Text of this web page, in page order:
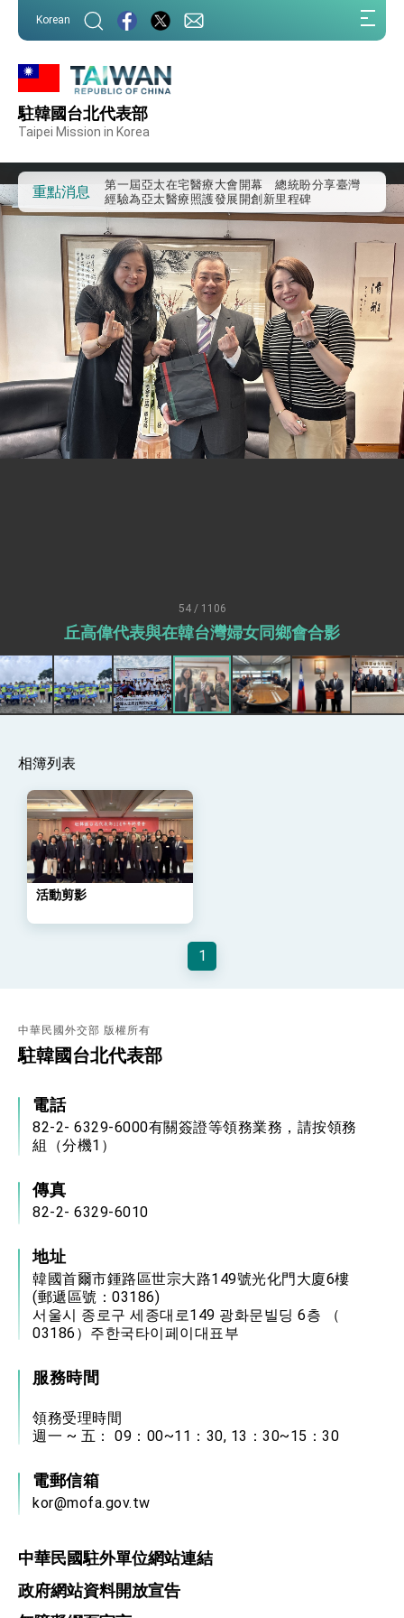
Korean
駐韓國台北代表部
Taipei Mission in Korea
重點消息
外交部重要言論
事處」，進一步深化台美交流合作
第一屆亞太在宅醫療大會開幕 總統盼分享臺灣
經驗為亞太醫療照護發展開創新里程碑
外交部發布WHA文宣影片「台灣醫療點亮世界」
及「台灣智慧醫療與健康產業展」預告短片，向
世界展現台灣守護全球健康的創新能量
總統出訪史瓦帝尼返國談話 強調臺灣人有權利
走向世界 盼與理念相近國家共同維護國際秩序
堅定走向世界 賴總統抵達史瓦帝尼王國進行國是
訪問
總統與五院院長新春茶敘 盼化分歧為團結、為
國家邁出合作第一步
總統農曆春節談話
台美貿易協議完成簽署達成6大目標、創5大歷史
性突破 總統強調將以3大面向加速臺灣經濟轉型
升級 籲請立院全力支持並盡速通過
臺美簽署「對等貿易協定」確立對等關稅15%且不
疊加 我輸美2072項產品豁免對等關稅
領 下一個世代的繁榮
外交部長林佳龍接受印尼「時代雜誌」專訪，闡
述印太安全局勢，籲深化台印尼半導體供應鏈合
外交部長林佳龍午宴歡迎美國聯邦參議員蓋耶哥
訪問團
外交部長林佳龍接見美國智庫「德國馬歇爾基金
會」訪問團一行，深化跨大西洋戰略夥伴關係
外交部與數位發展部攜手合作，整合台灣雄厚數
位實力，達成固邦榮邦目標
外交部長林佳龍主持第35次「參與亞太經濟合作
策略小組」跨部會會議
民調顯示多數國人滿意政府外交表現，高度支持
「總合外交」與台歐美日關係深化
年談話
總統主持「守護民主台灣國安行動方案」記者
會 強調以實力守護台海和平 以決心掌握國家
變局中 奮起的新臺灣 總統發表國慶演說
團結 迎風轉型 穩健前行
賴總統就職演說影片
外交部重要言論
54 / 1106
丘高偉代表與在韓台灣婦女同鄉會合影
相簿列表
活動剪影
1
中華民國外交部 版權所有
駐韓國台北代表部
電話
82-2- 6329-6000有關簽證等領務業務，請按領務
組（分機1）
傳真
82-2- 6329-6010
地址
韓國首爾市鍾路區世宗大路149號光化門大廈6樓
(郵遞區號：03186)
서울시 종로구 세종대로149 광화문빌딩 6층 （
03186）주한국타이페이대표부
服務時間
領務受理時間
週一 ~ 五： 09：00~11：30, 13：30~15：30
電郵信箱
kor@mofa.gov.tw
中華民國駐外單位網站連結
政府網站資料開放宣告